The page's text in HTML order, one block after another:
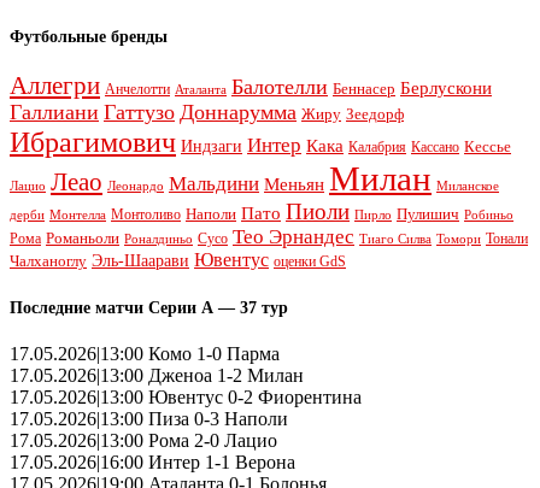
Футбольные бренды
Аллегри Анчелотти Аталанта Балотелли Беннасер Берлускони
Галлиани Гаттузо Доннарумма Жиру Зеедорф
Ибрагимович Индзаги Интер Кака Калабрия Кассано Кессье
Лацио Леао Леонардо Мальдини Меньян Милан Миланское
дерби Монтелла Монтоливо Наполи Пато Пиоли Пирло Пулишич Робиньо
Рома Романьоли Роналдиньо Сусо Тео Эрнандес Тиаго Силва Томори Тонали
Чалханоглу Эль-Шаарави Ювентус оценки GdS
Последние матчи Серии А — 37 тур
17.05.2026|13:00 Комо 1-0 Парма
17.05.2026|13:00 Дженоа 1-2 Милан
17.05.2026|13:00 Ювентус 0-2 Фиорентина
17.05.2026|13:00 Пиза 0-3 Наполи
17.05.2026|13:00 Рома 2-0 Лацио
17.05.2026|16:00 Интер 1-1 Верона